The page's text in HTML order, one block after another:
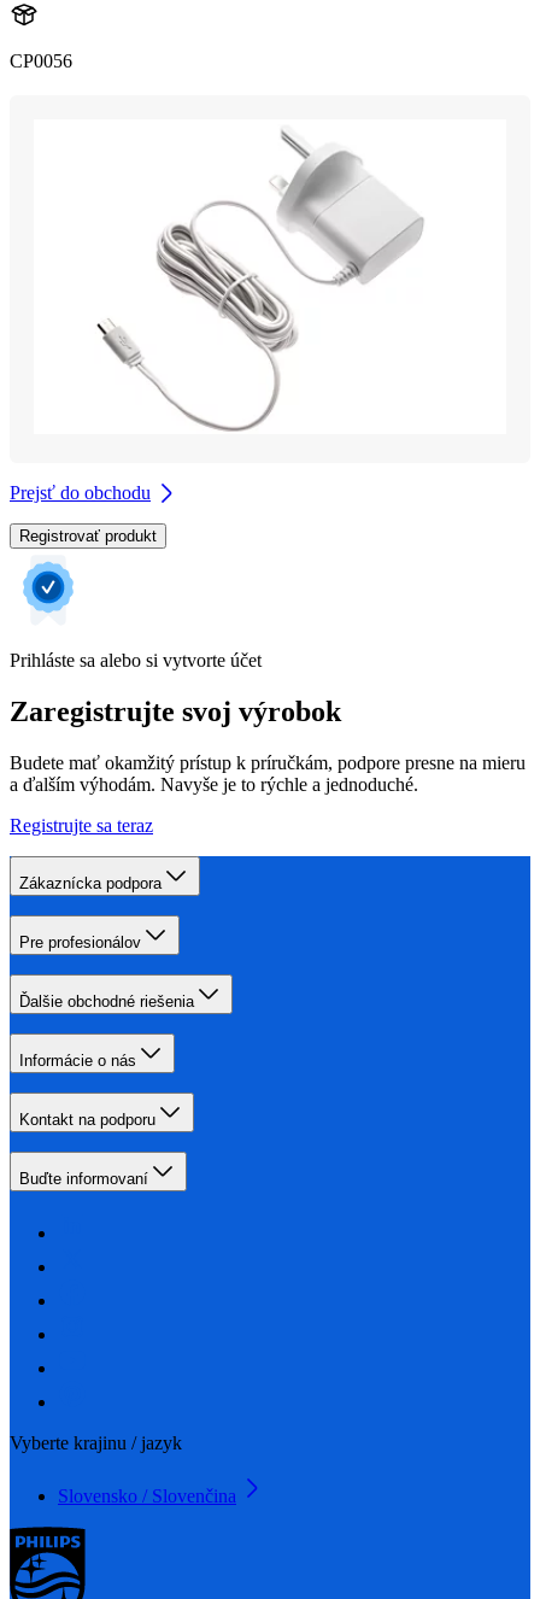
CP0056
Prejsť do obchodu
Registrovať produkt
Prihláste sa alebo si vytvorte účet
Zaregistrujte svoj výrobok
Budete mať okamžitý prístup k príručkám, podpore presne na mieru
a ďalším výhodám. Navyše je to rýchle a jednoduché.
Registrujte sa teraz
Zákaznícka podpora
Pre profesionálov
Ďalšie obchodné riešenia
Informácie o nás
Kontakt na podporu
Buďte informovaní
Vyberte krajinu / jazyk
Slovensko / Slovenčina